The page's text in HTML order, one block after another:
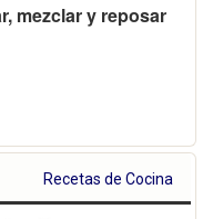
mezclar y reposar
Recetas de Cocina